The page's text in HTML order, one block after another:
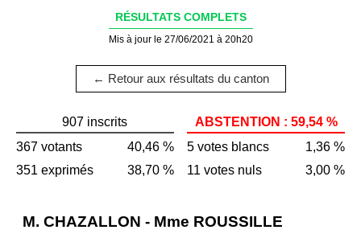
RÉSULTATS COMPLETS
Mis à jour le 27/06/2021 à 20h20
← Retour aux résultats du canton
907 inscrits
367 votants
40,46 %
351 exprimés
38,70 %
ABSTENTION : 59,54 %
5 votes blancs
1,36 %
11 votes nuls
3,00 %
M. CHAZALLON - Mme ROUSSILLE